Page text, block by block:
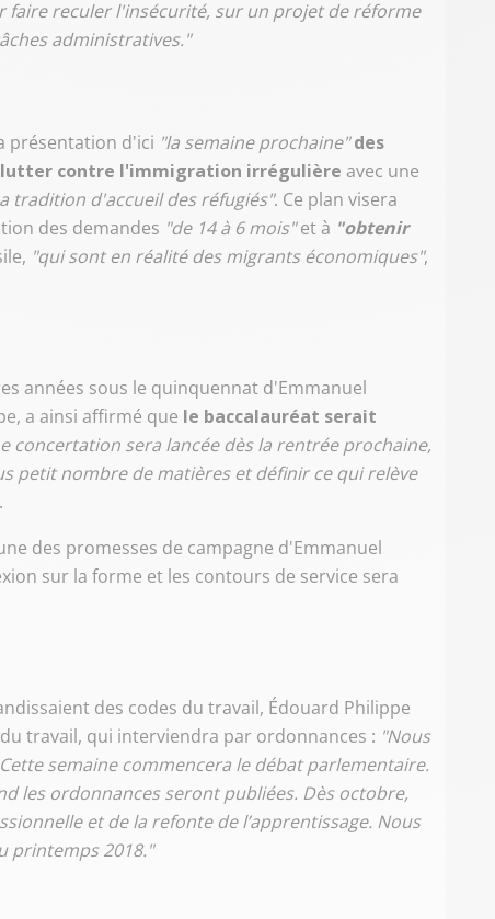
faire reculer l'insécurité, sur un projet de réforme
administratives."
présentation d'ici "la semaine prochaine" des
lutter contre l'immigration irrégulière avec une
tradition d'accueil des réfugiés". Ce plan visera
des demandes "de 14 à 6 mois"et à "obtenir
"qui sont en réalité des migrants économiques",
années sous le quinquennat d'Emmanuel
a ainsi affirmé que le baccalauréat serait
concertation sera lancée dès la rentrée prochaine,
petit nombre de matières et définir ce qui relève
des promesses de campagne d'Emmanuel
sur la forme et les contours de service sera
des codes du travail, Édouard Philippe
travail, qui interviendra par ordonnances : "Nous
semaine commencera le débat parlementaire.
les ordonnances seront publiées. Dès octobre,
et de la refonte de l’apprentissage. Nous
printemps 2018."